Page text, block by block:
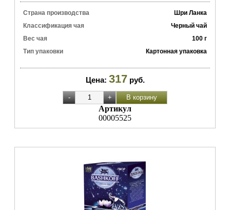
Страна производства
Шри Ланка
Классификация чая
Черный чай
Вес чая
100 г
Тип упаковки
Картонная упаковка
Цена: 317 руб.
Артикул
00005525